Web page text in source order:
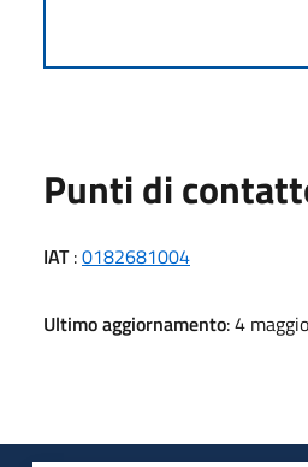
Punti di
IAT:0182681004
Ultimo aggiornamento: 4